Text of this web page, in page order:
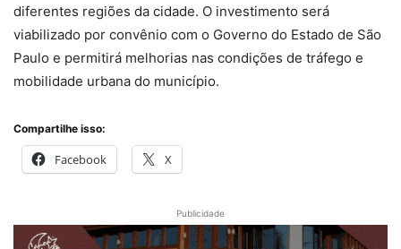
diferentes regiões da cidade. O investimento será
viabilizado por convênio com o Governo do Estado de São
Paulo e permitirá melhorias nas condições de tráfego e
mobilidade urbana do município.
Compartilhe isso:
Facebook X
Publicidade